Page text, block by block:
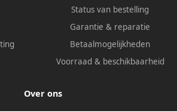
Status van bestelling
Garantie & reparatie
Betaalmogelijkheden
Voorraad & beschikbaarheid
Over ons